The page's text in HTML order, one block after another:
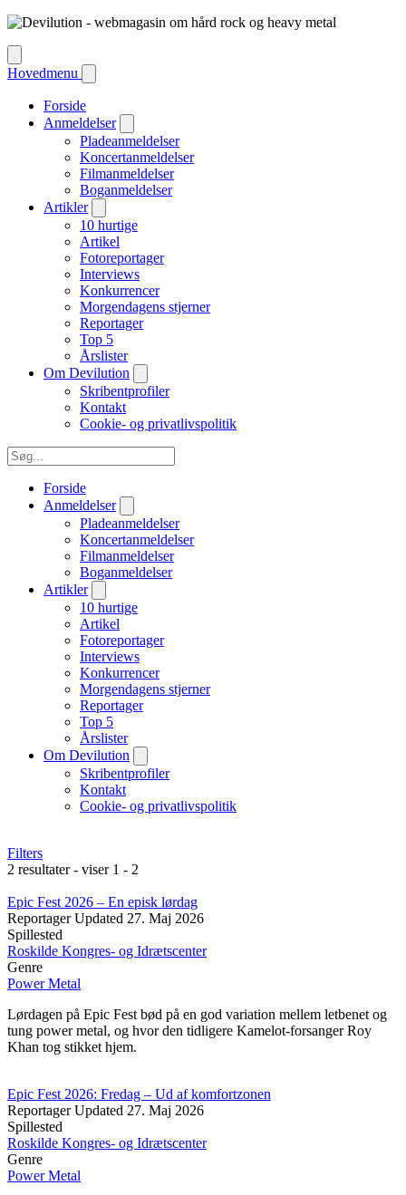
Hovedmenu
Forside
Anmeldelser
Pladeanmeldelser
Koncertanmeldelser
Filmanmeldelser
Boganmeldelser
Artikler
10 hurtige
Artikel
Fotoreportager
Interviews
Konkurrencer
Morgendagens stjerner
Reportager
Top 5
Årslister
Om Devilution
Skribentprofiler
Kontakt
Cookie- og privatlivspolitik
Forside
Anmeldelser
Pladeanmeldelser
Koncertanmeldelser
Filmanmeldelser
Boganmeldelser
Artikler
10 hurtige
Artikel
Fotoreportager
Interviews
Konkurrencer
Morgendagens stjerner
Reportager
Top 5
Årslister
Om Devilution
Skribentprofiler
Kontakt
Cookie- og privatlivspolitik
Filters
2 resultater - viser 1 - 2
Epic Fest 2026 – En episk lørdag
Reportager Updated 27. Maj 2026
Spillested
Roskilde Kongres- og Idrætscenter
Genre
Power Metal
Lørdagen på Epic Fest bød på en god variation mellem letbenet og
tung power metal, og hvor den tidligere Kamelot-forsanger Roy
Khan tog stikket hjem.
Epic Fest 2026: Fredag – Ud af komfortzonen
Reportager Updated 27. Maj 2026
Spillested
Roskilde Kongres- og Idrætscenter
Genre
Power Metal